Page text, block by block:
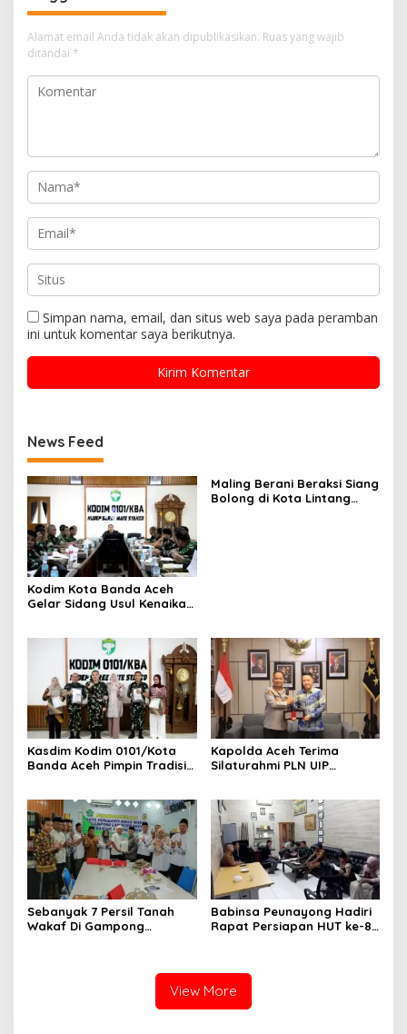
Alamat email Anda tidak akan dipublikasikan. Ruas yang wajib
ditandai *
Simpan nama, email, dan situs web saya pada peramban
ini untuk komentar saya berikutnya.
News Feed
Kodim Kota Banda Aceh
Gelar Sidang Usul Kenaikan
Maling Berani Beraksi Siang
Bolong di Kota Lintang
Kasdim Kodim 0101/Kota
Banda Aceh Pimpin Tradisi
Kapolda Aceh Terima
Silaturahmi PLN UIP
Infrastruktur
Ketenagalistrikan
Sebanyak 7 Persil Tanah
Wakaf Di Gampong
Babinsa Peunayong Hadiri
Rapat Persiapan HUT ke-81
View More